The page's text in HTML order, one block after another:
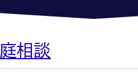
相談